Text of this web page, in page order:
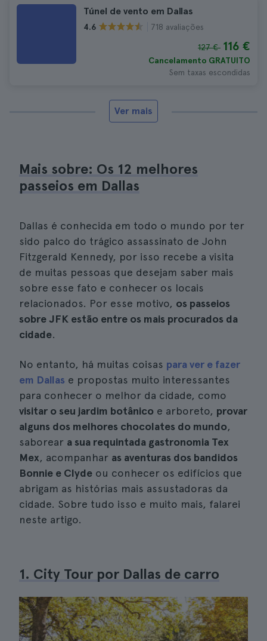
Túnel de vento em Dallas
4.6 718 avaliações
127 € 116 €
Cancelamento GRATUITO
Sem taxas escondidas
Ver mais
Mais sobre: Os 12 melhores
passeios em Dallas
Dallas é conhecida em todo o mundo por ter
sido palco do trágico assassinato de John
Fitzgerald Kennedy, por isso recebe a visita
de muitas pessoas que desejam saber mais
sobre esse fato e conhecer os locais
relacionados. Por esse motivo, os passeios
sobre JFK estão entre os mais procurados da
cidade.
No entanto, há muitas coisas para ver e fazer
em Dallas e propostas muito interessantes
para conhecer o melhor da cidade, como
visitar o seu jardim botânico e arboreto, provar
alguns dos melhores chocolates do mundo,
saborear a sua requintada gastronomia Tex
Mex, acompanhar as aventuras dos bandidos
Bonnie e Clyde ou conhecer os edifícios que
abrigam as histórias mais assustadoras da
cidade. Sobre tudo isso e muito mais, falarei
neste artigo.
1. City Tour por Dallas de carro